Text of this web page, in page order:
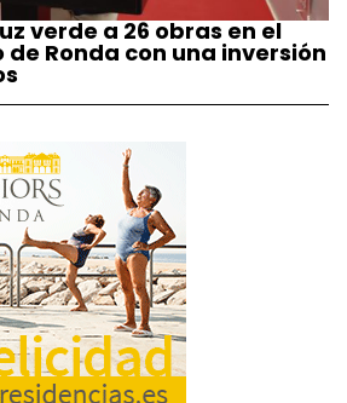
verde a 26 obras en el
Ronda con una inversión